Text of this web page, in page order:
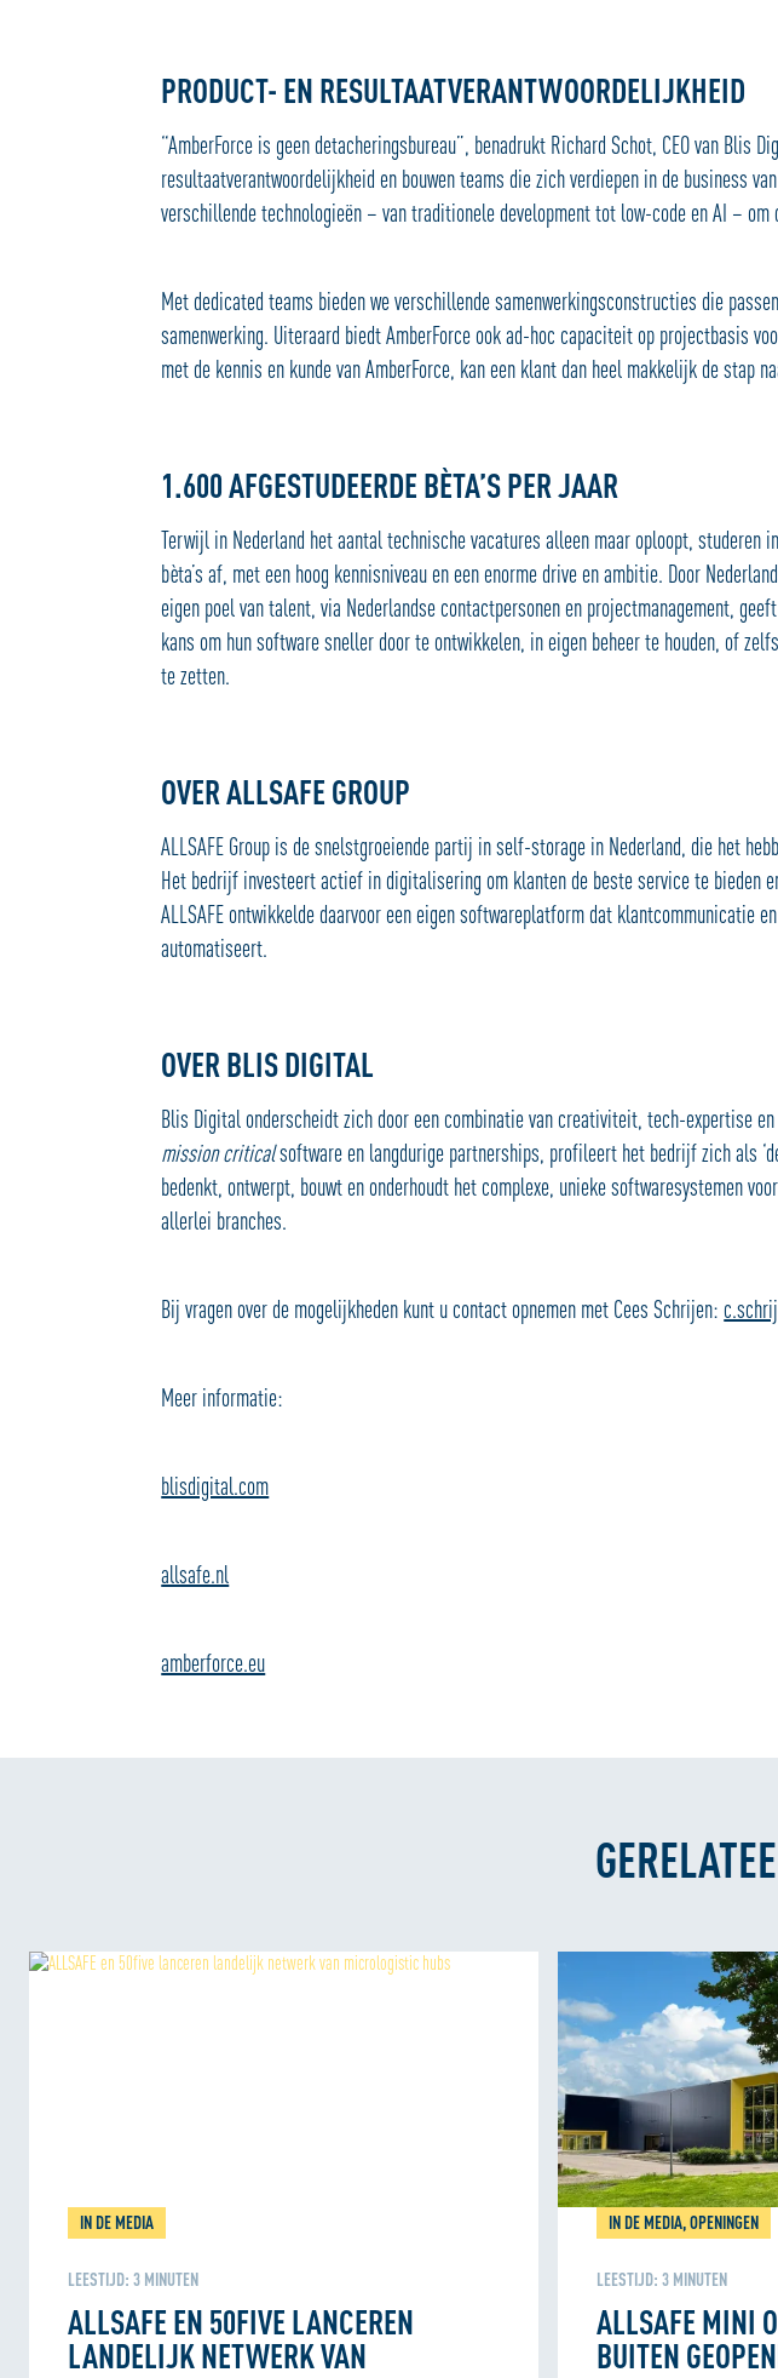
PRODUCT- EN RESULTAATVERANTWOORDELIJKHEID
“AmberForce is geen detacheringsbureau”, benadrukt Richard Schot, CEO van Blis
resultaatverantwoordelijkheid en bouwen teams die zich verdiepen in de business
verschillende technologieën – van traditionele development tot low-code en AI – om
Met dedicated teams bieden we verschillende samenwerkingsconstructies die
samenwerking. Uiteraard biedt AmberForce ook ad-hoc capaciteit op projectbasis
met de kennis en kunde van AmberForce, kan een klant dan heel makkelijk de stap
1.600 AFGESTUDEERDE BÈTA’S PER JAAR
Terwijl in Nederland het aantal technische vacatures alleen maar oploopt, studeren
bèta’s af, met een hoog kennisniveau en een enorme drive en ambitie. Door
eigen poel van talent, via Nederlandse contactpersonen en projectmanagement,
kans om hun software sneller door te ontwikkelen, in eigen beheer te houden, of
te zetten.
OVER ALLSAFE GROUP
ALLSAFE Group is de snelstgroeiende partij in self-storage in Nederland, die het
Het bedrijf investeert actief in digitalisering om klanten de beste service te bieden
ALLSAFE ontwikkelde daarvoor een eigen softwareplatform dat klantcommunicatie
automatiseert.
OVER BLIS DIGITAL
Blis Digital onderscheidt zich door een combinatie van creativiteit, tech-expertise
mission criticalsoftware en langdurige partnerships, profileert het bedrijf zich als
bedenkt, ontwerpt, bouwt en onderhoudt het complexe, unieke softwaresystemen
allerlei branches.
Bij vragen over de mogelijkheden kunt u contact opnemen met Cees Schrijen:
Meer informatie:
blisdigital.com
allsafe.nl
amberforce.eu
IN DE MEDIA
LEESTIJD: 3 MINUTEN
ALLSAFE EN 50FIVE LANCEREN
LANDELIJK NETWERK VAN
IN DE MEDIA, OPENINGEN
LEESTIJD: 3 MINUTEN
ALLSAFE MINI
BUITEN